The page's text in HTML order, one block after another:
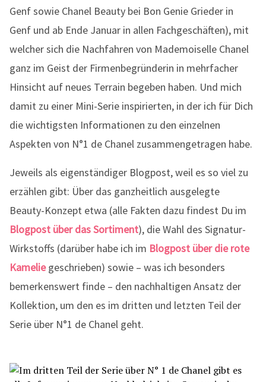
Genf sowie Chanel Beauty bei Bon Genie Grieder in
Genf und ab Ende Januar in allen Fachgeschäften), mit
welcher sich die Nachfahren von Mademoiselle Chanel
ganz im Geist der Firmenbegründerin in mehrfacher
Hinsicht auf neues Terrain begeben haben. Und mich
damit zu einer Mini-Serie inspirierten, in der ich für Dich
die wichtigsten Informationen zu den einzelnen
Aspekten von N°1 de Chanel zusammengetragen habe.
Jeweils als eigenständiger Blogpost, weil es so viel zu
erzählen gibt: Über das ganzheitlich ausgelegte
Beauty-Konzept etwa (alle Fakten dazu findest Du im
Blogpost über das Sortiment), die Wahl des Signatur-
Wirkstoffs (darüber habe ich im Blogpost über die rote
Kameliegeschrieben) sowie – was ich besonders
bemerkenswert finde – den nachhaltigen Ansatz der
Kollektion, um den es im dritten und letzten Teil der
Serie über N°1 de Chanel geht.